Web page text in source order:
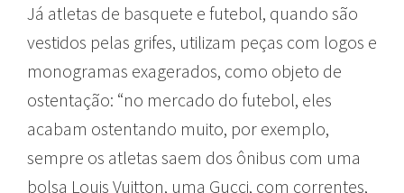
Já atletas de basquete e futebol, quando são
vestidos pelas grifes, utilizam peças com logos e
monogramas exagerados, como objeto de
ostentação: “no mercado do futebol, eles
acabam ostentando muito, por exemplo,
sempre os atletas saem dos ônibus com uma
bolsa Louis Vuitton, uma Gucci, com correntes,